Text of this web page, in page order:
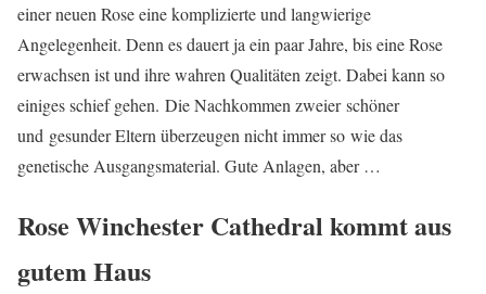
einer neuen Rose eine komplizierte und langwierige
Angelegenheit. Denn es dauert ja ein paar Jahre, bis eine Rose
erwachsen ist und ihre wahren Qualitäten zeigt. Dabei kann so
einiges schief gehen. Die Nachkommen zweier schöner
und gesunder Eltern überzeugen nicht immer so wie das
genetische Ausgangsmaterial. Gute Anlagen, aber …
Rose Winchester Cathedral kommt aus
gutem Haus